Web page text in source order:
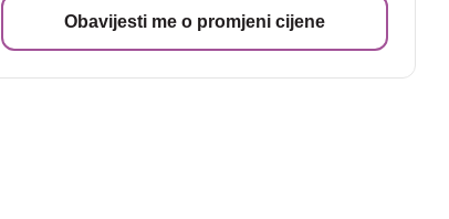
Obavijesti me o promjeni cijene